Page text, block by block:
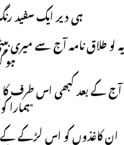
ہی دیر ایک سفید رنگ
ہو
آج کے بعد کبھی اس طرف کا
ہمارا کوئی رشتہ نہیں”
ان کاغذوں کو اس لڑکے